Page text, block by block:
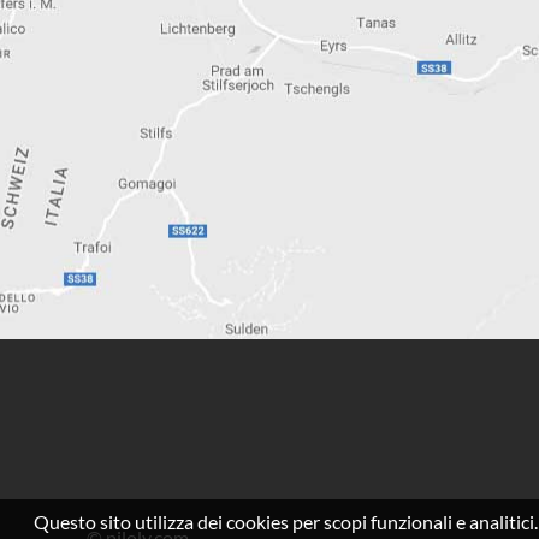
Questo sito utilizza dei cookies per scopi funzionali e